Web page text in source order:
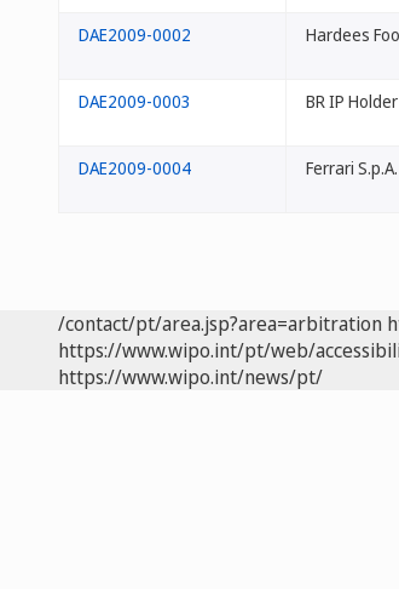
DAE2009-0002
Hardees
DAE2009-0003
BR IP Holder
DAE2009-0004
Ferrari S.p.A.
/contact/pt/area.jsp?area=arbitration
https://www.wipo.int/pt/web/
https://www.wipo.int/news/pt/